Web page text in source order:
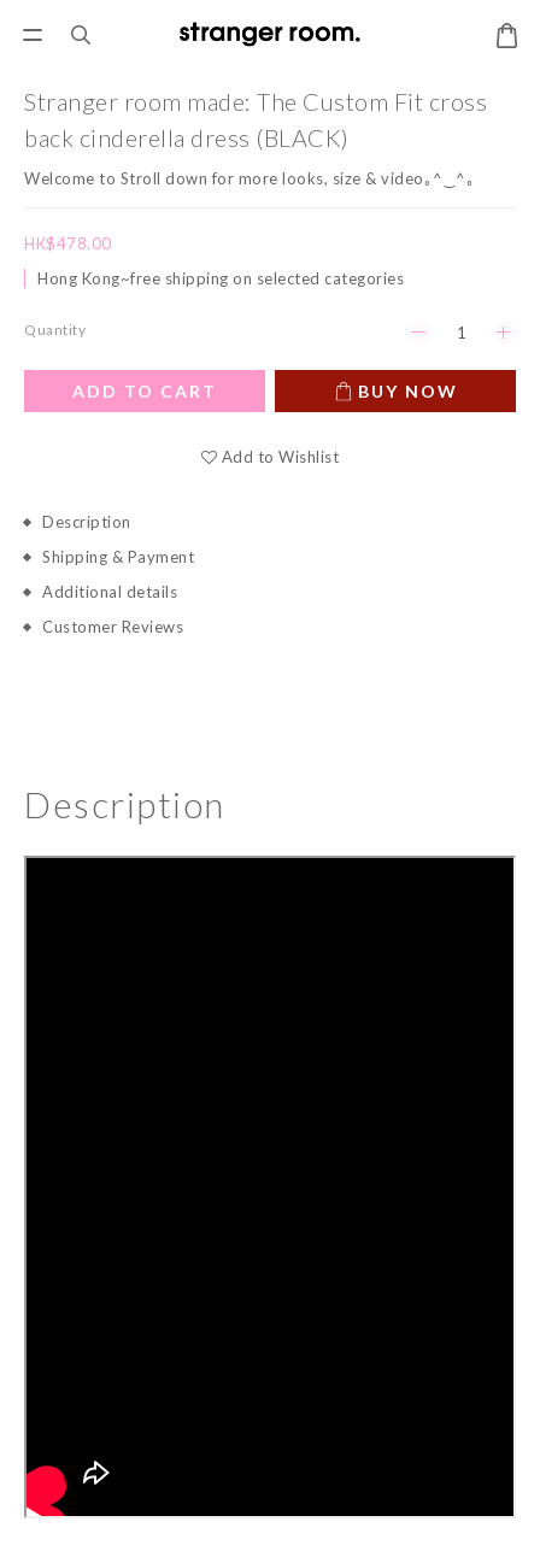
Stranger room made: The Custom Fit cross
back cinderella dress (BLACK)
Welcome to Stroll down for more looks, size & video｡^‿^｡
HK$478.00
Hong Kong~free shipping on selected categories
Quantity
ADD TO CART BUY NOW
Add to Wishlist
Description
Shipping & Payment
Additional details
Customer Reviews
Description